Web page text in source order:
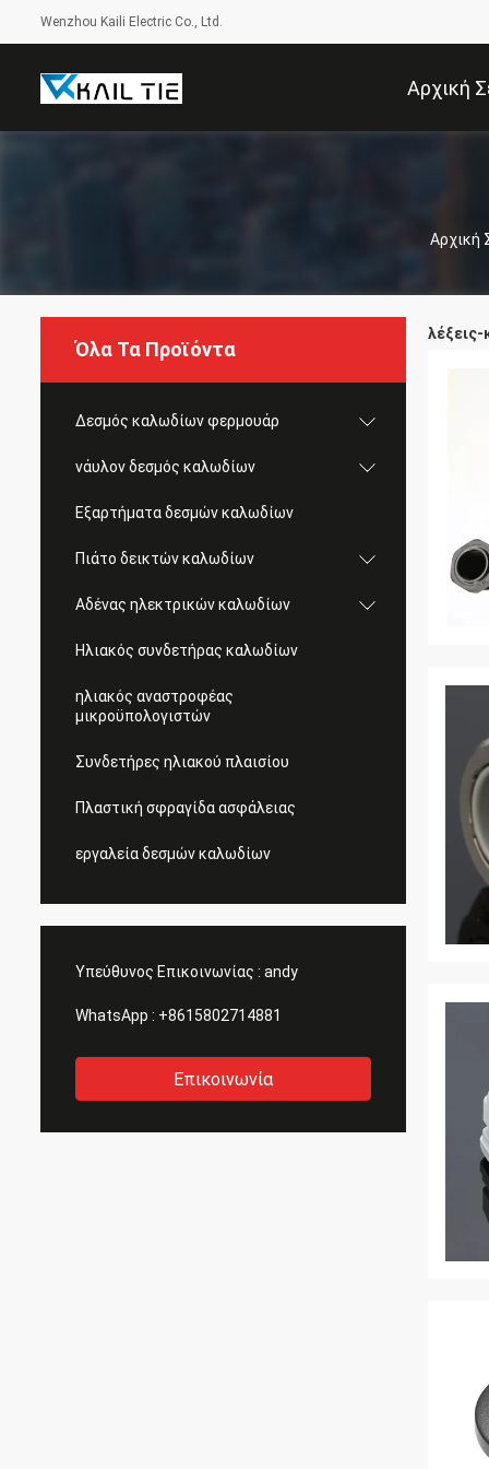
Wenzhou Kaili Electric Co., Ltd.
Αρχική
Αρχική
Όλα Τα Προϊόντα
Δεσμός καλωδίων φερμουάρ
νάυλον δεσμός καλωδίων
Εξαρτήματα δεσμών καλωδίων
Πιάτο δεικτών καλωδίων
Αδένας ηλεκτρικών καλωδίων
Ηλιακός συνδετήρας καλωδίων
ηλιακός αναστροφέας
μικροϋπολογιστών
Συνδετήρες ηλιακού πλαισίου
Πλαστική σφραγίδα ασφάλειας
εργαλεία δεσμών καλωδίων
Υπεύθυνος Επικοινωνίας : andy
WhatsApp : +8615802714881
Επικοινωνία